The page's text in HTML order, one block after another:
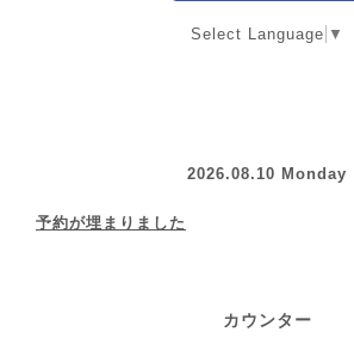
Select Language ▼
2026.08.10 Monday
予約が埋まりました
カウンター